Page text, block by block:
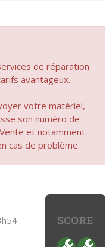
de réparation
avantageux.
votre matériel,
son numéro de
et notamment
cas de problème.
SCORE